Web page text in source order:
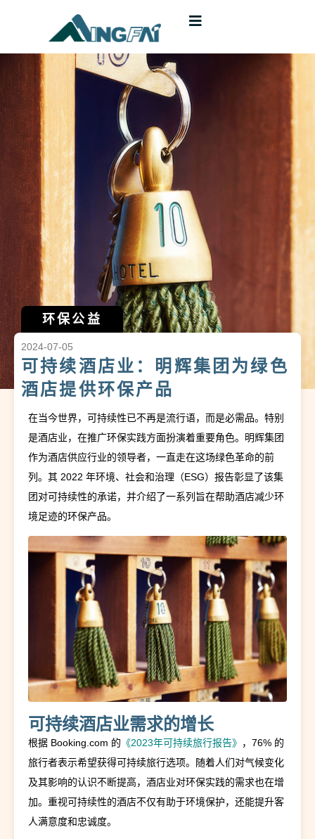
环保公益
2024-07-05
可持续酒店业：明辉集团为绿色
酒店提供环保产品
在当今世界，可持续性已不再是流行语，而是必需品。特别
是酒店业，在推广环保实践方面扮演着重要角色。明辉集团
作为酒店供应行业的领导者，一直走在这场绿色革命的前
列。其 2022 年环境、社会和治理（ESG）报告彰显了该集
团对可持续性的承诺，并介绍了一系列旨在帮助酒店减少环
境足迹的环保产品。
可持续酒店业需求的增长
根据 Booking.com 的 《2023年可持续旅行报告》 ，76% 的
旅行者表示希望获得可持续旅行选项。随着人们对气候变化
及其影响的认识不断提高，酒店业对环保实践的需求也在增
加。重视可持续性的酒店不仅有助于环境保护，还能提升客
人满意度和忠诚度。